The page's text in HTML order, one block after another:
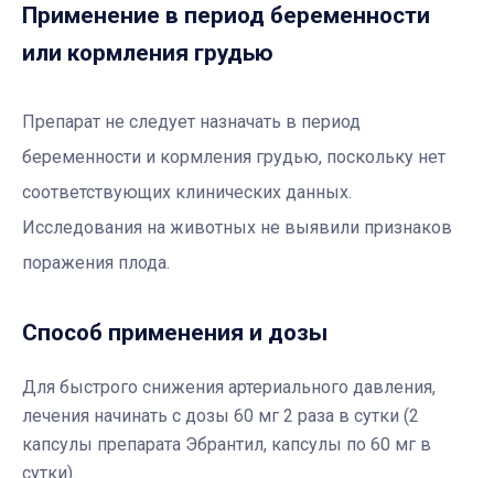
Применение в период беременности
или кормления грудью
Препарат не следует назначать в период
беременности и кормления грудью, поскольку нет
соответствующих клинических данных.
Исследования на животных не выявили признаков
поражения плода.
Способ применения и дозы
Для быстрого снижения артериального давления,
лечения начинать с дозы 60 мг 2 раза в сутки (2
капсулы препарата Эбрантил, капсулы по 60 мг в
сутки).